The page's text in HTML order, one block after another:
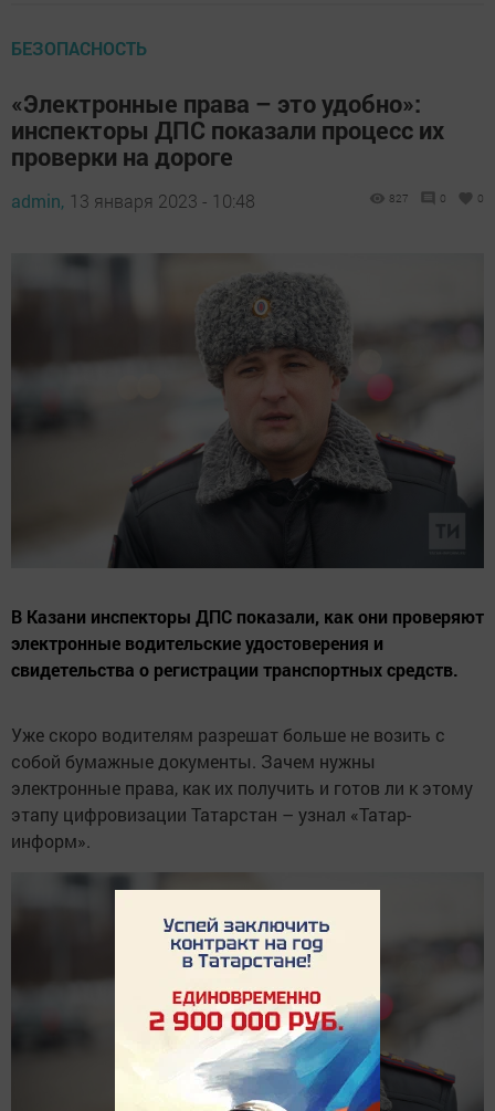
БЕЗОПАСНОСТЬ
«Электронные права – это удобно»:
инспекторы ДПС показали процесс их
проверки на дороге
admin, 13 января 2023 - 10:48 827 0 0
В Казани инспекторы ДПС показали, как они проверяют
электронные водительские удостоверения и
свидетельства о регистрации транспортных средств.
Уже скоро водителям разрешат больше не возить с
собой бумажные документы. Зачем нужны
электронные права, как их получить и готов ли к этому
этапу цифровизации Татарстан – узнал «Татар-
информ».